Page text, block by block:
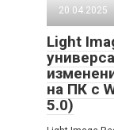
20.04.2025
Light
на ПК с
5.0)